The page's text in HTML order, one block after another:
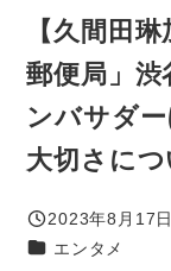
【久間田
郵便局」
ンバサダ
大切さにつ
投稿日
2023年8月17日
カテゴリー
エンタメ